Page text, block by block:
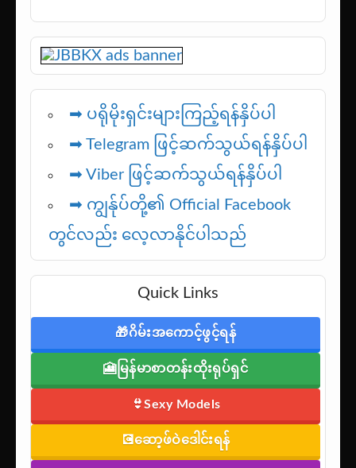
➡ ပရိုမိုးရှင်းများကြည့်ရန်နှိပ်ပါ
➡ Telegram ဖြင့်ဆက်သွယ်ရန်နှိပ်ပါ
➡ Viber ဖြင့်ဆက်သွယ်ရန်နှိပ်ပါ
➡ ကျွန်ုပ်တို့၏ Official Facebook
တွင်လည်း လေ့လာနိုင်ပါသည်
Quick Links
🎁ဂိမ်းအကောင့်ဖွင့်ရန်
🎦မြန်မာစာတန်းထိုးရုပ်ရှင်
👙Sexy Models
💽ဆော့ဖ်ဝဲဒေါင်းရန်